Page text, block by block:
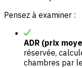
Pensez à examiner :
ADR (prix
réservée,
chambres par